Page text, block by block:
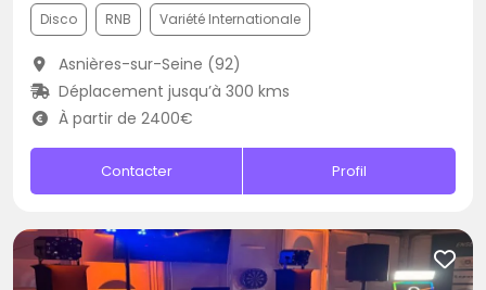
Disco RNB Variété Internationale
Asnières-sur-Seine (92)
Déplacement jusqu’à 300 kms
À partir de 2400€
Contacter Profil